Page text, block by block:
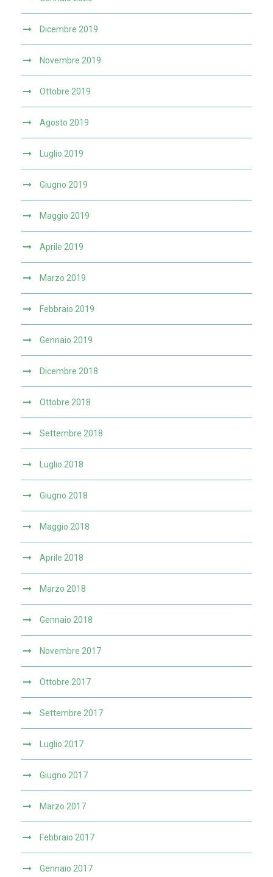
Dicembre 2019
Novembre 2019
Ottobre 2019
Agosto 2019
Luglio 2019
Giugno 2019
Maggio 2019
Aprile 2019
Marzo 2019
Febbraio 2019
Gennaio 2019
Dicembre 2018
Ottobre 2018
Settembre 2018
Luglio 2018
Giugno 2018
Maggio 2018
Aprile 2018
Marzo 2018
Gennaio 2018
Novembre 2017
Ottobre 2017
Settembre 2017
Luglio 2017
Giugno 2017
Marzo 2017
Febbraio 2017
Gennaio 2017